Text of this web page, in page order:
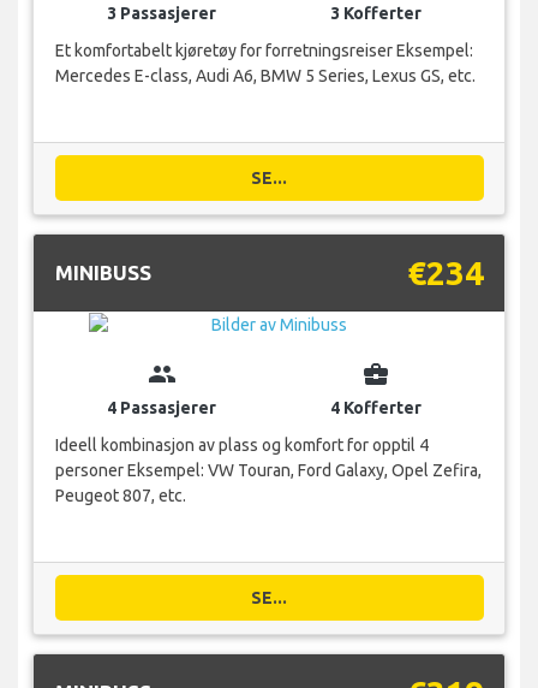
3 Passasjerer
3 Kofferter
Et komfortabelt kjøretøy for forretningsreiser Eksempel:
Mercedes E-class, Audi A6, BMW 5 Series, Lexus GS, etc.
SE...
MINIBUSS €234
group
4 Passasjerer
business_center
4 Kofferter
Ideell kombinasjon av plass og komfort for opptil 4
personer Eksempel: VW Touran, Ford Galaxy, Opel Zefira,
Peugeot 807, etc.
SE...